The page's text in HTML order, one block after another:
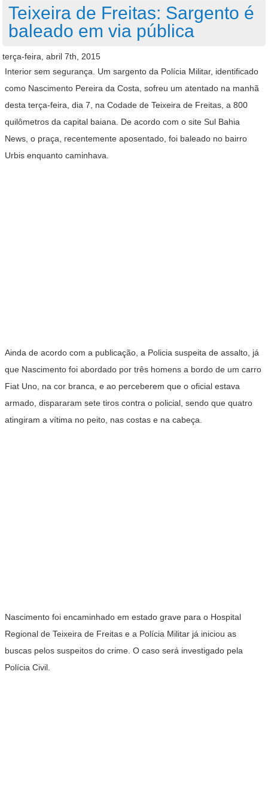
Teixeira de Freitas: Sargento é
baleado em via pública
terça-feira, abril 7th, 2015
Interior sem segurança. Um sargento da Polícia Militar, identificado
como Nascimento Pereira da Costa, sofreu um atentado na manhã
desta terça-feira, dia 7, na Codade de Teixeira de Freitas, a 800
quilômetros da capital baiana. De acordo com o site Sul Bahia
News, o praça, recentemente aposentado, foi baleado no bairro
Urbis enquanto caminhava.
Ainda de acordo com a publicação, a Policia suspeita de assalto, já
que Nascimento foi abordado por três homens a bordo de um carro
Fiat Uno, na cor branca, e ao perceberem que o oficial estava
armado, dispararam sete tiros contra o policial, sendo que quatro
atingiram a vítima no peito, nas costas e na cabeça.
Nascimento foi encaminhado em estado grave para o Hospital
Regional de Teixeira de Freitas e a Polícia Militar já iniciou as
buscas pelos suspeitos do crime. O caso será investigado pela
Polícia Civil.